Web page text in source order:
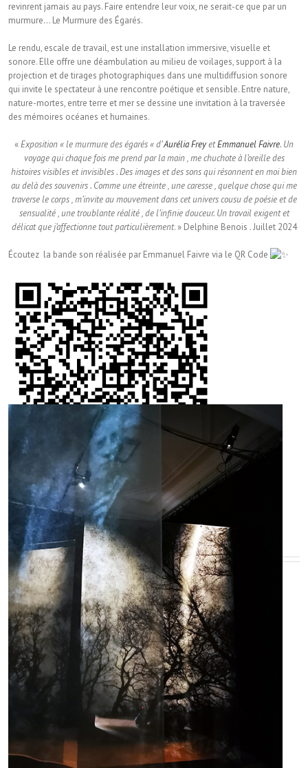
revinrent jamais au pays. Faire entendre leur voix, ne serait-ce que par un
murmure… Le Murmure des Égarés.
Le rendu, escale de travail, est une installation immersive, visuelle et
sonore. Elle offre une déambulation au milieu de voilages, support à la
projection et de tirages photographiques dans une multidiffusion sonore
qui invite le spectateur à une rencontre poétique et sensible. Entre nature,
nature-mortes, entre terre et mer se dessine une invitation à la traversée
des mémoires océanes et humaines.
«Exposition « le murmure des égarés « d’Aurélia FreyetEmmanuel Faivre. Un
voyage qui chaque fois me prend par la main , me chuchote à l’oreille des
histoires visibles et invisibles . Des images et des sons qui résonnent en moi bien
au delà des souvenirs . Comme une étreinte , une caresse , quelque chose qui me
traverse le corps , m’invite au mouvement dans cet univers cousu de poésie et de
sensualité , une troublante réalité , de l’infinie douceur. Un travail exigent et
délicat que j’affectionne tout particulièrement. » Delphine Benois . Juillet 2024
Écoutez la bande son réalisée par Emmanuel Faivre via le QR Code
EN SAVOIR PLUS